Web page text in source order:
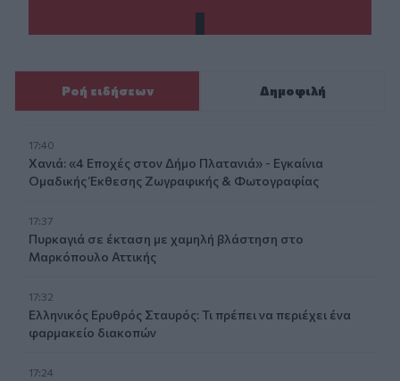
Ροή ειδήσεων Δημοφιλή
17:40
Χανιά: «4 Εποχές στον Δήμο Πλατανιά» - Εγκαίνια
Ομαδικής Έκθεσης Ζωγραφικής & Φωτογραφίας
17:37
Πυρκαγιά σε έκταση με χαμηλή βλάστηση στο
Μαρκόπουλο Αττικής
17:32
Ελληνικός Ερυθρός Σταυρός: Τι πρέπει να περιέχει ένα
φαρμακείο διακοπών
17:24